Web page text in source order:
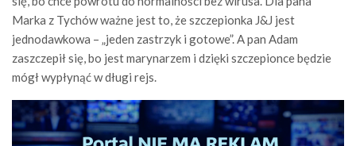
Marka z Tychów ważne jest to, że szczepionka J&J jest
jednodawkowa – „jeden zastrzyk i gotowe”. A pan Adam
zaszczepił się, bo jest marynarzem i dzięki szczepionce będzie
mógł wypłynąć w długi rejs.